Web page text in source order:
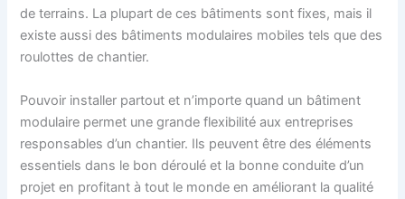
de terrains. La plupart de ces bâtiments sont fixes, mais il
existe aussi des bâtiments modulaires mobiles tels que des
roulottes de chantier.
Pouvoir installer partout et n’importe quand un bâtiment
modulaire permet une grande flexibilité aux entreprises
responsables d’un chantier. Ils peuvent être des éléments
essentiels dans le bon déroulé et la bonne conduite d’un
projet en profitant à tout le monde en améliorant la qualité